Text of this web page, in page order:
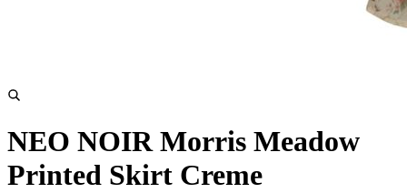
NEO NOIR Morris Meadow
Printed Skirt Creme